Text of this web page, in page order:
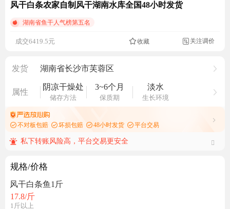
风干白条农家自制风干湖南水库全国48小时发货
湖南省鱼干人气榜第五名
成交6419.5元 收藏 关注调价
发货 湖南省长沙市芙蓉区
属性
阴凉干燥处
储存方法
3~6个月
保质期
淡水
生长环境
不对板包赔 坏损包赔 48小时发货 平台交易
私下转账风险高，平台交易更安全
规格/价格
风干白条鱼1斤
17.8/斤
1斤以上